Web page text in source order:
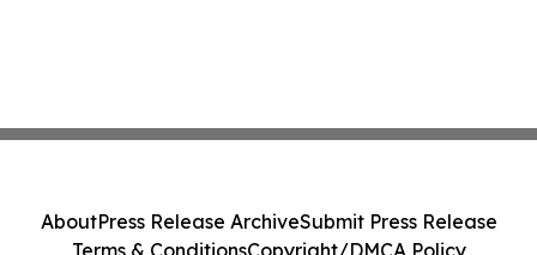
AboutPress Release ArchiveSubmit Press Release
Terms & ConditionsCopyright/DMCA Policy